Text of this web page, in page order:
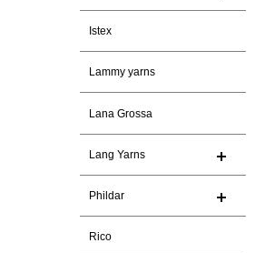
Istex
Lammy yarns
Lana Grossa
Lang Yarns
Phildar
Rico
23-7-2026
Magnolia Ranch